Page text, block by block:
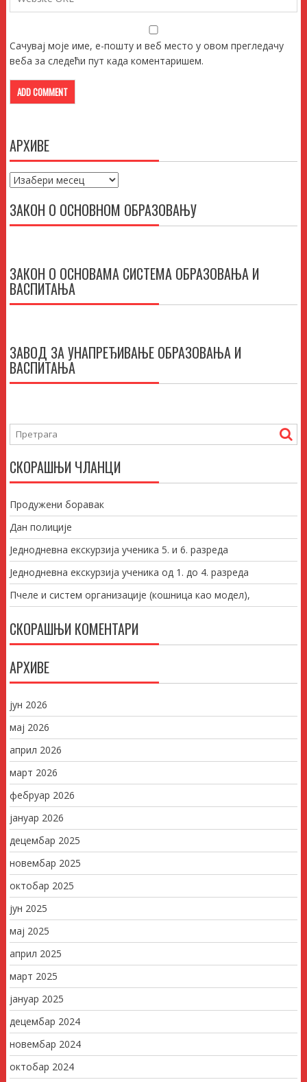
Сачувај моје име, е-пошту и веб место у овом прегледачу
веба за следећи пут када коментаришем.
АРХИВЕ
Архиве
ЗАКОН О ОСНОВНОМ ОБРАЗОВАЊУ
ЗАКОН О ОСНОВАМА СИСТЕМА ОБРАЗОВАЊА И
ВАСПИТАЊА
ЗАВОД ЗА УНАПРЕЂИВАЊЕ ОБРАЗОВАЊА И
ВАСПИТАЊА
СКОРАШЊИ ЧЛАНЦИ
Продужени боравак
Дан полиције
Једнодневна екскурзија ученика 5. и 6. разреда
Једнодневна екскурзија ученика од 1. до 4. разреда
Пчеле и систем организације (кошница као модел),
СКОРАШЊИ КОМЕНТАРИ
АРХИВЕ
јун 2026
мај 2026
април 2026
март 2026
фебруар 2026
јануар 2026
децембар 2025
новембар 2025
октобар 2025
јун 2025
мај 2025
април 2025
март 2025
јануар 2025
децембар 2024
новембар 2024
октобар 2024